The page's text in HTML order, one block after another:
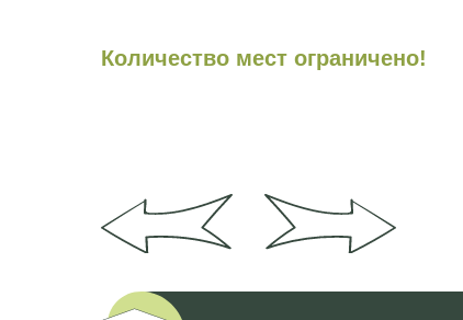
Количество мест ограничено!